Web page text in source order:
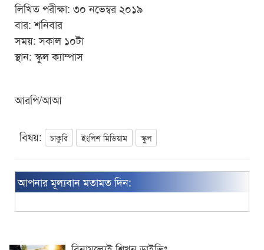
লিখিত পরীক্ষা: ৩০ নভেম্বর ২০১৯
বার: শনিবার
সময়: সকাল ১০টা
স্থান: স্কুল ক্যাম্পাস
আরপি/আআ
বিষয়: চাকুরি ইংলিশ মিডিয়াম স্কুল
আপনার মূল্যবান মতামত দিন: